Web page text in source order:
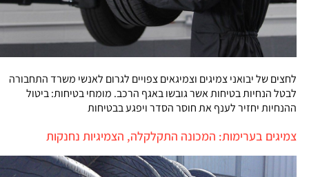
לחצים של יבואני צמיגים וצמיגאים צפויים לגרום לאנשי משרד התחבורה
לבטל הנחיות בטיחות אשר גובשו באגף הרכב. מומחי בטיחות: ביטול
ההנחיות יחזיר לענף את חוסר הסדר ויפגע בבטיחות
צמיגים בערימות: המכונה התקלקלה, הצמיגיות נחנקות